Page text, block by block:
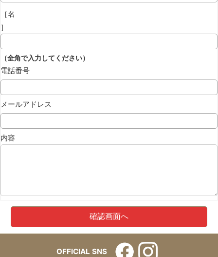
［名
］
（全角で入力してください）
電話番号
メールアドレス
内容
OFFICIAL SNS